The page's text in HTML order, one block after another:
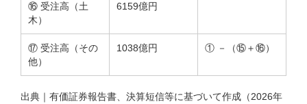
⑯ 受注高（土
木）
6159億円
⑰ 受注高（その
他）
1038億円 ① －（⑮＋⑯）
出典｜有価証券報告書、決算短信等に基づいて作成（2026年